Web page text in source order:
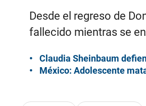
Desde el regreso de
fallecido mientras se
Claudia Sheinbaum
México: Adolescente